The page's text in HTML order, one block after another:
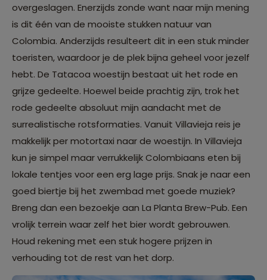
overgeslagen. Enerzijds zonde want naar mijn mening
is dit één van de mooiste stukken natuur van
Colombia. Anderzijds resulteert dit in een stuk minder
toeristen, waardoor je de plek bijna geheel voor jezelf
hebt. De Tatacoa woestijn bestaat uit het rode en
grijze gedeelte. Hoewel beide prachtig zijn, trok het
rode gedeelte absoluut mijn aandacht met de
surrealistische rotsformaties. Vanuit Villavieja reis je
makkelijk per motortaxi naar de woestijn. In Villavieja
kun je simpel maar verrukkelijk Colombiaans eten bij
lokale tentjes voor een erg lage prijs. Snak je naar een
goed biertje bij het zwembad met goede muziek?
Breng dan een bezoekje aan La Planta Brew-Pub. Een
vrolijk terrein waar zelf het bier wordt gebrouwen.
Houd rekening met een stuk hogere prijzen in
verhouding tot de rest van het dorp.